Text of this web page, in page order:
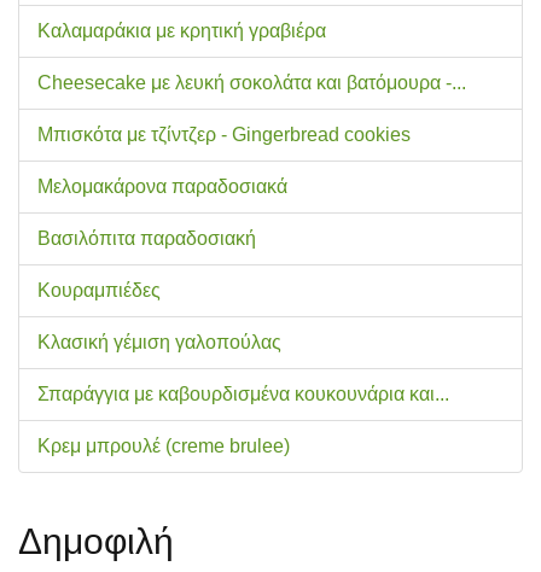
Καλαμαράκια με κρητική γραβιέρα
Cheesecake με λευκή σοκολάτα και βατόμουρα -...
Μπισκότα με τζίντζερ - Gingerbread cookies
Μελομακάρονα παραδοσιακά
Βασιλόπιτα παραδοσιακή
Κουραμπιέδες
Κλασική γέμιση γαλοπούλας
Σπαράγγια με καβουρδισμένα κουκουνάρια και...
Κρεμ μπρουλέ (creme brulee)
Δημοφιλή